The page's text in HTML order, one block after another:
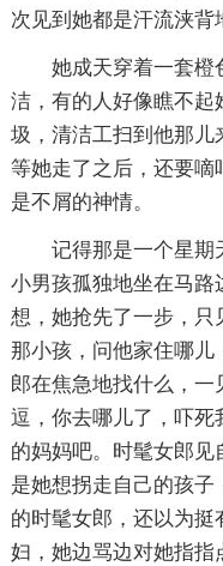
次见到她都是汗流浃背
她成天穿着一套橙
洁，有的人好像瞧不起
圾，清洁工扫到他那儿
等她走了之后，还要
是不屑的神情。
记得那是一个星期
小男孩孤独地坐在马路
想，她抢先了一步，只
那小孩，问他家住哪
郎在焦急地找什么，一
逗，你去哪儿了，吓死
的妈妈吧。时髦女郎
是她想拐走自己的孩
的时髦女郎，还以为
妇，她边骂边对她指指